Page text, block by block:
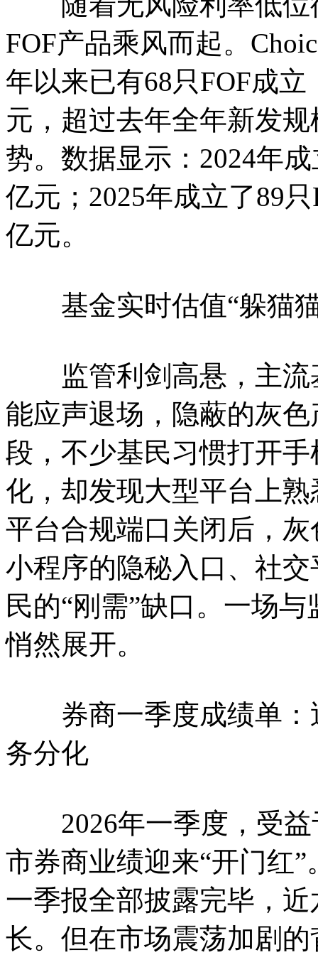
FOF产品乘风而起。
年以来已有68只FOF成
元，超过去年全年新发
势。数据显示：2024年
亿元；2025年成立了89
亿元。
基金实时估值“躲猫猫
监管利剑高悬，主流
能应声退场，隐蔽的灰
段，不少基民习惯打开
化，却发现大型平台上
平台合规端口关闭后，
小程序的隐秘入口、社
民的“刚需”缺口。一场
悄然展开。
券商一季度成绩单：
务分化
2026年一季度，受益
市券商业绩迎来“开门红
一季报全部披露完毕，
长。但在市场震荡加剧